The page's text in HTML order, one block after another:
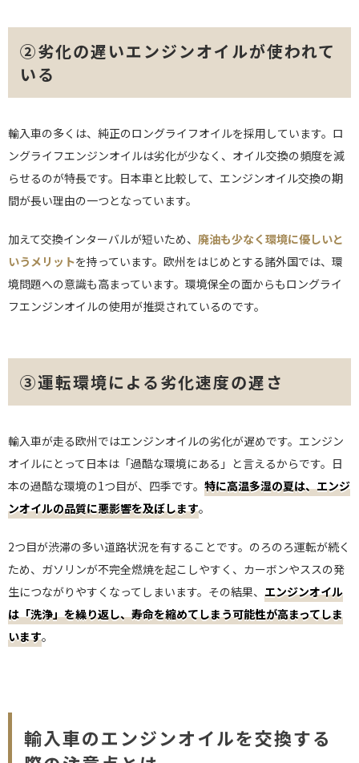
②劣化の遅いエンジンオイルが使われて
いる
輸入車の多くは、純正のロングライフオイルを採用しています。ロ
ングライフエンジンオイルは劣化が少なく、オイル交換の頻度を減
らせるのが特長です。日本車と比較して、エンジンオイル交換の期
間が長い理由の一つとなっています。
加えて交換インターバルが短いため、 廃油も少なく環境に優しいと
いうメリットを持っています。欧州をはじめとする諸外国では、環
境問題への意識も高まっています。環境保全の面からもロングライ
フエンジンオイルの使用が推奨されているのです。
③運転環境による劣化速度の遅さ
輸入車が走る欧州ではエンジンオイルの劣化が遅めです。エンジン
オイルにとって日本は「過酷な環境にある」と言えるからです。日
本の過酷な環境の1つ目が、四季です。 特に高温多湿の夏は、エンジ
ンオイルの品質に悪影響を及ぼします。
2つ目が渋滞の多い道路状況を有することです。のろのろ運転が続く
ため、ガソリンが不完全燃焼を起こしやすく、カーボンやススの発
生につながりやすくなってしまいます。その結果、 エンジンオイル
は「洗浄」を繰り返し、寿命を縮めてしまう可能性が高まってしま
います。
輸入車のエンジンオイルを交換する